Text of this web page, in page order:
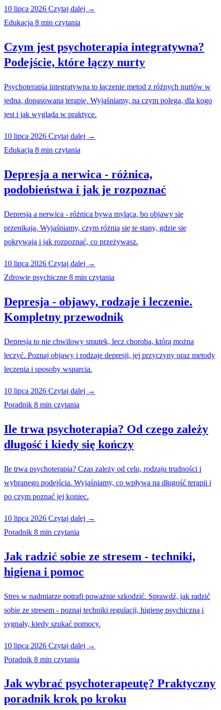
10 lipca 2026 Czytaj dalej →
Edukacja 8 min czytania
Czym jest psychoterapia integratywna?
Podejście, które łączy nurty
Psychoterapia integratywna to łączenie metod z różnych nurtów w
jedną, dopasowaną terapię. Wyjaśniamy, na czym polega, dla kogo
jest i jak wygląda w praktyce.
10 lipca 2026 Czytaj dalej →
Edukacja 8 min czytania
Depresja a nerwica - różnica,
podobieństwa i jak je rozpoznać
Depresja a nerwica - różnica bywa myląca, bo objawy się
przenikają. Wyjaśniamy, czym różnią się te stany, gdzie się
pokrywają i jak rozpoznać, co przeżywasz.
10 lipca 2026 Czytaj dalej →
Zdrowie psychiczne 8 min czytania
Depresja - objawy, rodzaje i leczenie.
Kompletny przewodnik
Depresja to nie chwilowy smutek, lecz choroba, którą można
leczyć. Poznaj objawy i rodzaje depresji, jej przyczyny oraz metody
leczenia i sposoby wsparcia.
10 lipca 2026 Czytaj dalej →
Poradnik 8 min czytania
Ile trwa psychoterapia? Od czego zależy
długość i kiedy się kończy
Ile trwa psychoterapia? Czas zależy od celu, rodzaju trudności i
wybranego podejścia. Wyjaśniamy, co wpływa na długość terapii i
po czym poznać jej koniec.
10 lipca 2026 Czytaj dalej →
Poradnik 8 min czytania
Jak radzić sobie ze stresem - techniki,
higiena i pomoc
Stres w nadmiarze potrafi poważnie szkodzić. Sprawdź, jak radzić
sobie ze stresem - poznaj techniki regulacji, higienę psychiczną i
sygnały, kiedy szukać pomocy.
10 lipca 2026 Czytaj dalej →
Poradnik 8 min czytania
Jak wybrać psychoterapeutę? Praktyczny
poradnik krok po kroku